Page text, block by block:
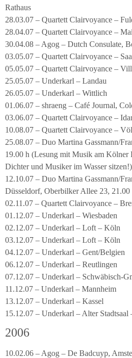
Rathaus
28.03.07 – Quartett Clairvoyance –
28.04.07 – Quartett Clairvoyance –
30.04.08 – Agog – Dutch Consulate,
03.05.07 – Quartett Clairvoyance –
05.05.07 – Quartett Clairvoyance –
25.05.07 – Underkarl – Landau
26.05.07 – Underkarl – Wittlich
01.06.07 – shraeng – Café Journal,
03.06.07 – Quartett Clairvoyance –
10.08.07 – Quartett Clairvoyance –
25.08.07 – Duo Martina Gassmann/
19.00 h (Lesung mit Musik am Kölner
Dichter und Musiker im Wasser sitzen!)
12.10.07 – Duo Martina Gassmann/
Düsseldorf, Oberbilker Allee 23,
02.11.07 – Quartett Clairvoyance –
01.12.07 – Underkarl – Wiesbaden
02.12.07 – Underkarl – Loft – Köln
03.12.07 – Underkarl – Loft – Köln
04.12.07 – Underkarl – Gent/Belgien
06.12.07 – Underkarl – Reutlingen
07.12.07 – Underkarl – Schwäbisch-
11.12.07 – Underkarl – Mannheim
13.12.07 – Underkarl – Kassel
15.12.07 – Underkarl – Alter Stadtsaal
2006
10.02.06 – Agog – De Badcuyp,